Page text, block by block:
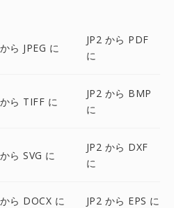
ら JPEG に
JP2 から PDF
に
ら TIFF に
JP2 から BMP
に
ら SVG に
JP2 から DXF
に
ら DOCX に JP2 から EPS に